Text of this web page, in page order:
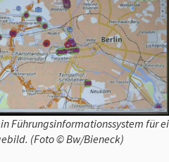
Führungsinformationssystem für
(Foto © Bw/Bieneck)